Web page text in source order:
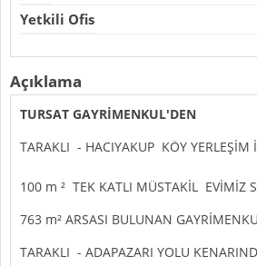
Yetkili Ofis
Açıklama
TURSAT GAYRİMENKUL'DEN
TARAKLI - HACIYAKUP KÖY
100 m ² TEK KATLI MÜSTAKİL EVİMİZ
763 m² ARSASI BULUNAN
TARAKLI - ADAPAZARI YOLU